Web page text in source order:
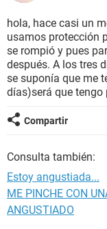
BIENESTAR
SEXUALIDAD
GLOSARIO
hola, hace casi un
usamos protección
se rompió y pues
después. A los tres
se suponía que me
días)será que tengo
Compartir
Consulta también:
Estoy angustiada...
ME PINCHE CON
ANGUSTIADO